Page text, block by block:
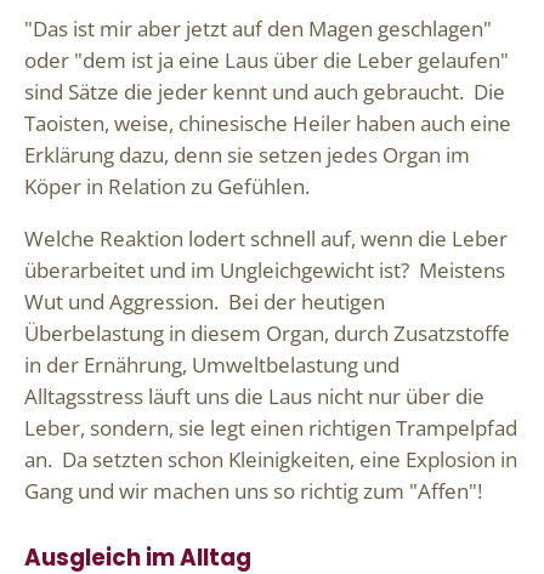
"Das ist mir aber jetzt auf den Magen geschlagen"
oder "dem ist ja eine Laus über die Leber gelaufen"
sind Sätze die jeder kennt und auch gebraucht. Die
Taoisten, weise, chinesische Heiler haben auch eine
Erklärung dazu, denn sie setzen jedes Organ im
Köper in Relation zu Gefühlen.
Welche Reaktion lodert schnell auf, wenn die Leber
überarbeitet und im Ungleichgewicht ist? Meistens
Wut und Aggression. Bei der heutigen
Überbelastung in diesem Organ, durch Zusatzstoffe
in der Ernährung, Umweltbelastung und
Alltagsstress läuft uns die Laus nicht nur über die
Leber, sondern, sie legt einen richtigen Trampelpfad
an. Da setzten schon Kleinigkeiten, eine Explosion in
Gang und wir machen uns so richtig zum "Affen"!
Ausgleich im Alltag